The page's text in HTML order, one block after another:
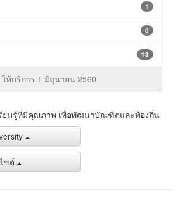
1
0
13
ให้บริการ 1 มิถุนายน 2560
รียนรู้ที่มีคุณภาพ เพื่อพัฒนาบัณฑิตและท้องถิ่น
ชต์